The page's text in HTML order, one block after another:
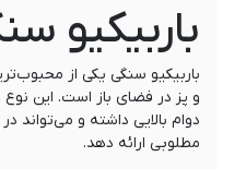
باربیکیو
باربیکیو سنگی یکی از
و پز در فضای باز است. این نوع
دوام بالایی داشته و می‌تواند
مطلوبی ارائه دهد.